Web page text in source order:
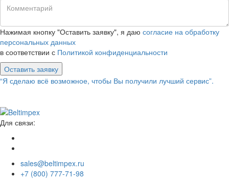
Нажимая кнопку "Оставить заявку", я даю согласие на обработку
персональных данных
в соответствии с Политикой конфиденциальности
Оставить заявку
“Я сделаю всё возможное, чтобы Вы получили лучший сервис”.
Для связи:
sales@beltimpex.ru
+7 (800) 777-71-98